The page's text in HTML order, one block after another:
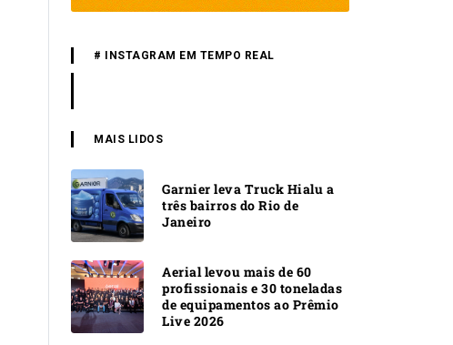
# INSTAGRAM EM TEMPO REAL
MAIS LIDOS
Garnier leva Truck Hialu a
três bairros do Rio de
Janeiro
Aerial levou mais de 60
profissionais e 30 toneladas
de equipamentos ao Prêmio
Live 2026